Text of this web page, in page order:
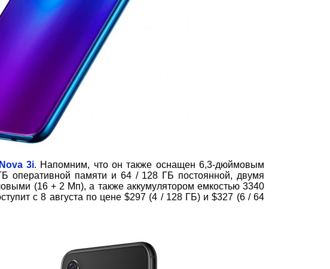
3i. Напомним, что он также оснащен 6,3-дюймовым
оперативной памяти и 64 / 128 ГБ постоянной, двумя
(16 + 2 Мп), а также аккумулятором емкостью 3340
с 8 августа по цене $297 (4 / 128 ГБ) и $327 (6 / 64